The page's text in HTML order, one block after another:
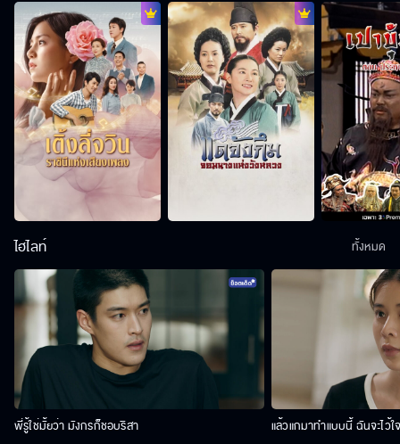
ไฮไลท์
พี่รู้ใช่มั้ยว่า มังกรก็ชอบริสา แล้วแกมาทำแบบนี้ ฉันจะไว้ใ
ทั้งหมด